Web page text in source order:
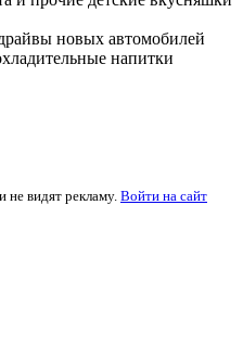
новых автомобилей
напитки
не видят рекламу. Войти на сайт